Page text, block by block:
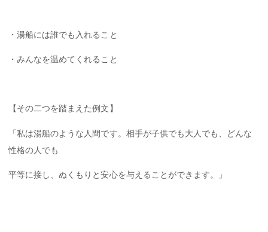
・湯船には誰でも入れること
・みんなを温めてくれること
【その二つを踏まえた例文】
「私は湯船のような人間です。相手が子供でも大人でも、どんな
性格の人でも
平等に接し、ぬくもりと安心を与えることができます。」